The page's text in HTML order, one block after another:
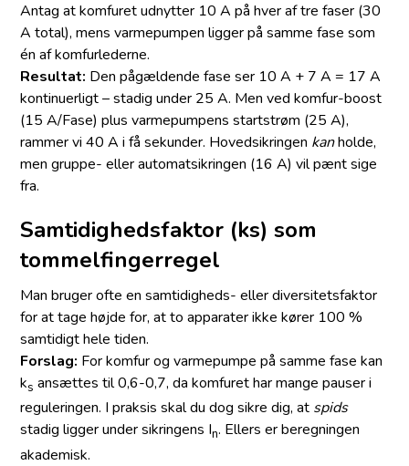
Antag at komfuret udnytter 10 A på hver af tre faser (30
A total), mens varmepumpen ligger på samme fase som
én af komfurlederne.
Resultat: Den pågældende fase ser 10 A + 7 A = 17 A
kontinuerligt – stadig under 25 A. Men ved komfur-boost
(15 A/Fase) plus varmepumpens startstrøm (25 A),
rammer vi 40 A i få sekunder. Hovedsikringen kanholde,
men gruppe- eller automatsikringen (16 A) vil pænt sige
fra.
Samtidighedsfaktor (ks) som
tommelfingerregel
Man bruger ofte en samtidigheds- eller diversitetsfaktor
for at tage højde for, at to apparater ikke kører 100 %
samtidigt hele tiden.
Forslag: For komfur og varmepumpe på samme fase kan
ks ansættes til 0,6-0,7, da komfuret har mange pauser i
reguleringen. I praksis skal du dog sikre dig, at spids
stadig ligger under sikringens In. Ellers er beregningen
akademisk.